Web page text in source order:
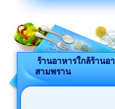
ร้านอาหารใกล้ร้านอ
สามพราน